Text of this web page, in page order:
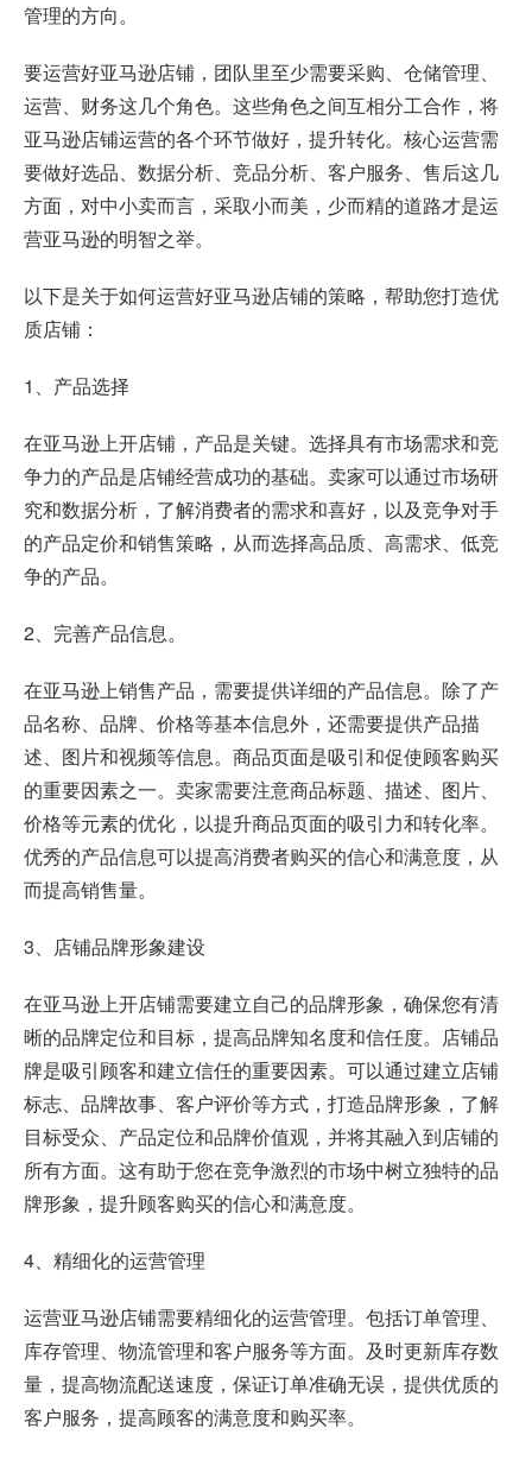
管理的方向。
要运营好亚马逊店铺，团队里至少需要采购、仓储管理、
运营、财务这几个角色。这些角色之间互相分工合作，将
亚马逊店铺运营的各个环节做好，提升转化。核心运营需
要做好选品、数据分析、竞品分析、客户服务、售后这几
方面，对中小卖而言，采取小而美，少而精的道路才是运
营亚马逊的明智之举。
以下是关于如何运营好亚马逊店铺的策略，帮助您打造优
质店铺：
1、产品选择
在亚马逊上开店铺，产品是关键。选择具有市场需求和竞
争力的产品是店铺经营成功的基础。卖家可以通过市场研
究和数据分析，了解消费者的需求和喜好，以及竞争对手
的产品定价和销售策略，从而选择高品质、高需求、低竞
争的产品。
2、完善产品信息。
在亚马逊上销售产品，需要提供详细的产品信息。除了产
品名称、品牌、价格等基本信息外，还需要提供产品描
述、图片和视频等信息。商品页面是吸引和促使顾客购买
的重要因素之一。卖家需要注意商品标题、描述、图片、
价格等元素的优化，以提升商品页面的吸引力和转化率。
优秀的产品信息可以提高消费者购买的信心和满意度，从
而提高销售量。
3、店铺品牌形象建设
在亚马逊上开店铺需要建立自己的品牌形象，确保您有清
晰的品牌定位和目标，提高品牌知名度和信任度。店铺品
牌是吸引顾客和建立信任的重要因素。可以通过建立店铺
标志、品牌故事、客户评价等方式，打造品牌形象，了解
目标受众、产品定位和品牌价值观，并将其融入到店铺的
所有方面。这有助于您在竞争激烈的市场中树立独特的品
牌形象，提升顾客购买的信心和满意度。
4、精细化的运营管理
运营亚马逊店铺需要精细化的运营管理。包括订单管理、
库存管理、物流管理和客户服务等方面。及时更新库存数
量，提高物流配送速度，保证订单准确无误，提供优质的
客户服务，提高顾客的满意度和购买率。